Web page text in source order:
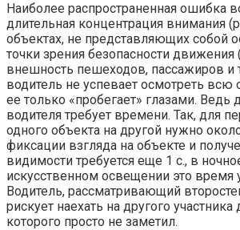
Наиболее распространенная ошибка
длительная концентрация внимания
объектах, не представляющих собой
точки зрения безопасности
внешность пешеходов, пассажиров и
водитель не успевает осмотреть всю
ее только «пробегает» глазами. Ведь
водителя требует времени. Так, для
одного объекта на другой нужно
фиксации взгляда на объекте и
видимости требуется еще 1 с., в
искусственном освещении это время
Водитель, рассматривающий
рискует наехать на другого
которого просто не заметил.